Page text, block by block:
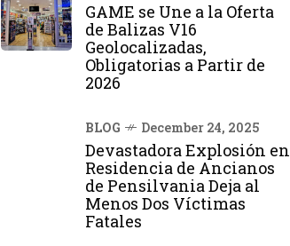
GAME se Une a la Oferta
de Balizas V16
Geolocalizadas,
Obligatorias a Partir de
2026
BLOG December 24, 2025
Devastadora Explosión en
Residencia de Ancianos
de Pensilvania Deja al
Menos Dos Víctimas
Fatales